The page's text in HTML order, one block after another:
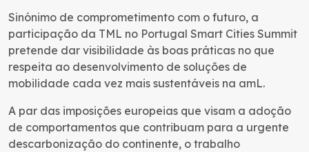
Sinónimo de comprometimento com o futuro, a
participação da TML no Portugal Smart Cities Summit
pretende dar visibilidade às boas práticas no que
respeita ao desenvolvimento de soluções de
mobilidade cada vez mais sustentáveis na amL.
A par das imposições europeias que visam a adoção
de comportamentos que contribuam para a urgente
descarbonização do continente, o trabalho